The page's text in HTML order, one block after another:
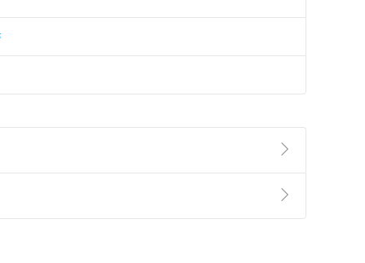
第2條第5款之規定，「非以有形媒介提供之數位